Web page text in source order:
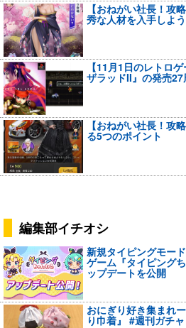
【おねがい社長！攻
秀な人材を入手しよう
【11月1日のレトロ
ザラッドII』の発売27
【おねがい社長！攻
る5つのポイント
編集部イチオシ
新規タイピングモー
ゲーム『タイピング
ップデートを公開
おにぎり好き集まれ
り巾着』 #週刊ガチ